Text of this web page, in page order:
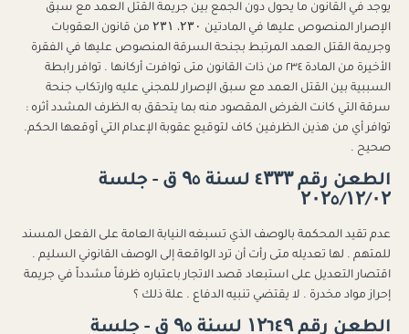
يوجد في القانون ما يحول دون الجمع بين جريمة القتل العمد مع سبق
الإصرار المنصوص عليها في المادتين ۲۳۰، ۲۳۱ من قانون العقوبات
وجريمة القتل العمد المرتبط بجنحة السرقة المنصوص عليها في الفقرة
الأخيرة من المادة ٢٣٤ من ذات القانون متى توافرت أركانها . توافر رابطة
السببية بين القتل العمد مع سبق الإصرار للمجني عليه وارتكاب جنحة
سرقة التي كانت الغرض المقصود منه بما يتحقق به الظرف المشدد أثره :
توافر أي من هذين الظرفين كاف لتوقيع عقوبة الإعدام التي أوقعها الحكم.
صحيح .
الطعن رقم ٤۳۳۳ لسنة ۹٥ ق - جلسة
۲۰۲٥/۱۲/۰۲
عدم تقيد المحكمة بالوصف الذي تسبغه النيابة العامة على الفعل المسند
للمتهم . لها تعديله متى رأت أن ترد الواقعة إلى الوصف القانوني السليم .
اقتصار التعديل على استبعاد قصد الاتجار باعتباره ظرفاً مشدداً في جريمة
إحراز مواد مخدرة . لا يقتضي تنبيه الدفاع . علة ذلك ؟
الطعن رقم ۱۲٦٤۹ لسنة ۹٥ ق - جلسة